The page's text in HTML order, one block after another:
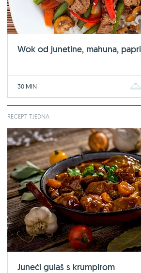
Wok od junetine, mahuna,
30 MIN
RECEPT TJEDNA
Juneći gulaš s krumpirom